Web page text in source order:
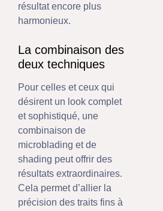
résultat encore plus
harmonieux.
La combinaison des
deux techniques
Pour celles et ceux qui
désirent un look complet
et sophistiqué, une
combinaison de
microblading et de
shading peut offrir des
résultats extraordinaires.
Cela permet d’allier la
précision des traits fins à